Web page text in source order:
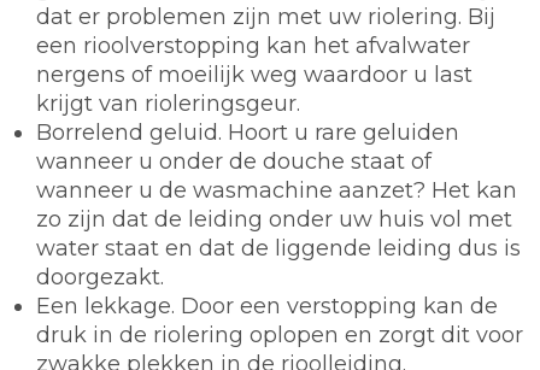
dat er problemen zijn met uw riolering. Bij
een rioolverstopping kan het afvalwater
nergens of moeilijk weg waardoor u last
krijgt van rioleringsgeur.
Borrelend geluid. Hoort u rare geluiden
wanneer u onder de douche staat of
wanneer u de wasmachine aanzet? Het kan
zo zijn dat de leiding onder uw huis vol met
water staat en dat de liggende leiding dus is
doorgezakt.
Een lekkage. Door een verstopping kan de
druk in de riolering oplopen en zorgt dit voor
zwakke plekken in de rioolleiding.